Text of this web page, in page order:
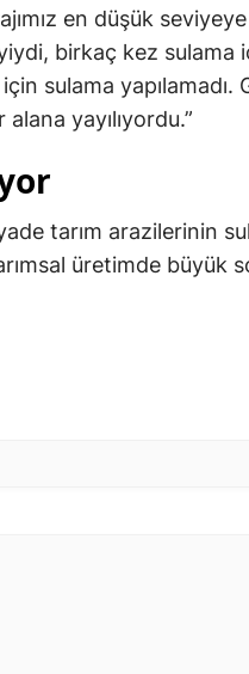
en düşük
birkaç kez sulama
sulama yapılamadı.
yayılıyordu.”
tarım arazilerinin
üretimde büyük